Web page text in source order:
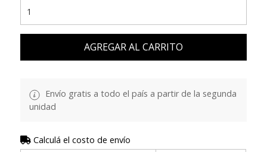
AGREGAR AL CARRITO
Envío gratis a todo el país a partir de la segunda
unidad
Calculá el costo de envío